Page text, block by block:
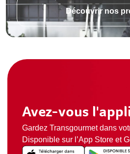
Découvrir nos
Avez-vous
Gardez Transgourmet dans
Disponible sur l’App Store et